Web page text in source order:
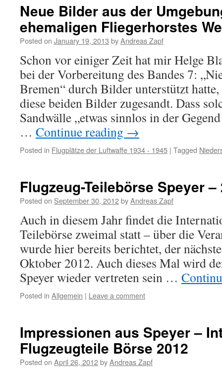
Neue Bilder aus der
ehemaligen Fliegerhorstes
Posted on January 19, 2013 byAndreas Zapf
Schon vor einiger Zeit hat mir Helge
bei der Vorbereitung des Bandes 7:
Bremen“ durch Bilder unterstützt
diese beiden Bilder zugesandt. Dass
Sandwälle „etwas sinnlos in der
… Continue reading →
Posted in Flugplätze der Luftwaffe 1934 - 1945 | Tagged
Flugzeug-Teilebörse Speyer
Posted on September 30, 2012byAndreas Zapf
Auch in diesem Jahr findet die
Teilebörse zweimal statt – über die
wurde hier bereits berichtet, der
Oktober 2012. Auch dieses Mal wird
Speyer wieder vertreten sein …
Posted in Allgemein | Leave a comment
Impressionen aus Speyer –
Flugzeugteile Börse 2012
Posted on April 26, 2012byAndreas Zapf